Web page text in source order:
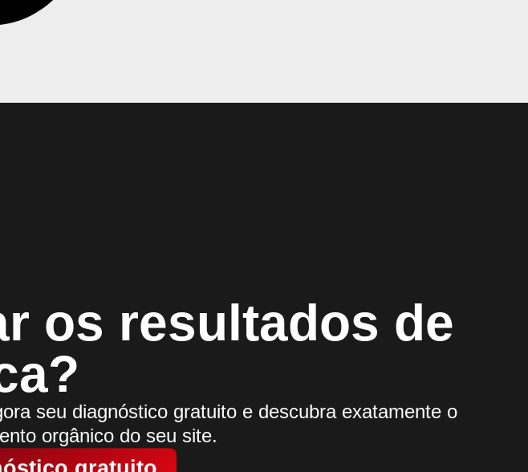
os resultados de
seu diagnóstico gratuito e descubra exatamente o
orgânico do seu site.